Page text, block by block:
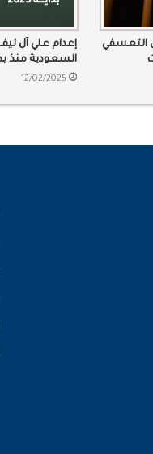
التعسفي
إعدام علي آل
السعودية منذ بداية
12/02/2025